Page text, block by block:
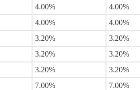
4.00% 4.00%
4.00% 4.00%
3.20% 3.20%
3.20% 3.20%
3.20% 3.20%
7.00% 7.00%